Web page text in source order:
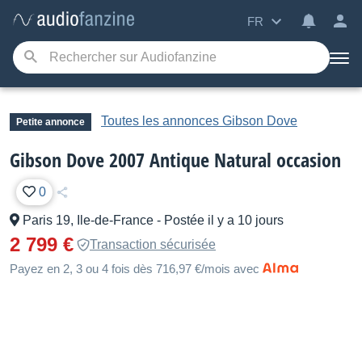
FR
Petite annonce Toutes les annonces Gibson Dove
Gibson Dove 2007 Antique Natural occasion
0
Paris 19, Ile-de-France - Postée il y a 10 jours
2 799 €
Transaction sécurisée
Payez en 2, 3 ou 4 fois dès 716,97 €/mois avec